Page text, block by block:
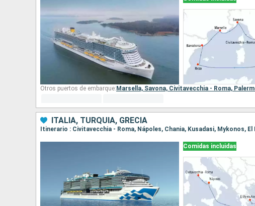
Otros puertos de embarque: Marsella, Savona, Civitavecchia - Roma,
ITALIA, TURQUÍA, GRECIA
Itinerario : Civitavecchia - Roma, Nápoles, Chania, Kusadasi, Mykonos,
Comidas incluidas